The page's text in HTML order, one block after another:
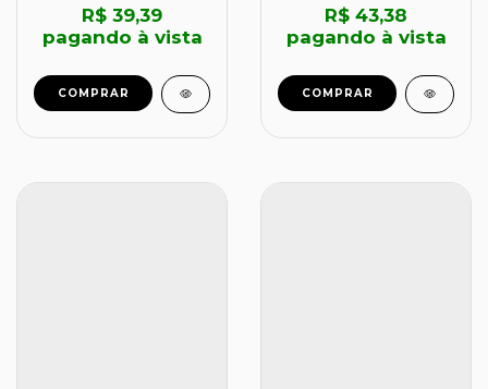
R$ 39,39
pagando à vista
COMPRAR
R$ 43,38
pagando à vista
COMPRAR